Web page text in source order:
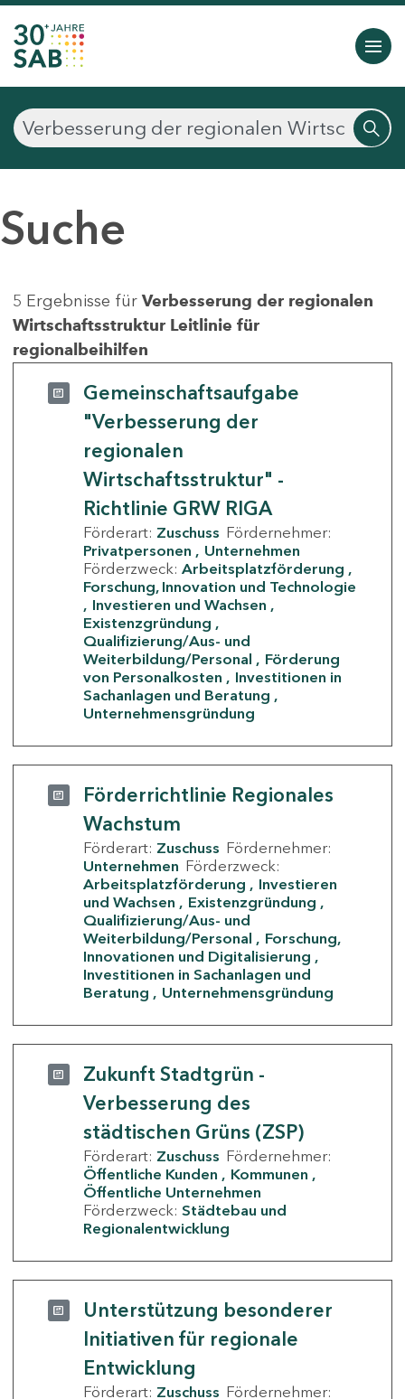
Suche
5 Ergebnisse für Verbesserung der regionalen
Wirtschaftsstruktur Leitlinie für
regionalbeihilfen
Gemeinschaftsaufgabe
"Verbesserung der
regionalen
Wirtschaftsstruktur" -
Richtlinie GRW RIGA
Förderart: Zuschuss Fördernehmer:
Privatpersonen
Unternehmen
Förderzweck: Arbeitsplatzförderung
Forschung, Innovation und Technologie
Investieren und Wachsen
Existenzgründung
Qualifizierung/Aus- und
Weiterbildung/Personal
Förderung
von Personalkosten
Investitionen in
Sachanlagen und Beratung
Unternehmensgründung
Förderrichtlinie Regionales
Wachstum
Förderart: Zuschuss Fördernehmer:
Unternehmen Förderzweck:
Arbeitsplatzförderung
Investieren
und Wachsen
Existenzgründung
Qualifizierung/Aus- und
Weiterbildung/Personal
Forschung,
Innovationen und Digitalisierung
Investitionen in Sachanlagen und
Beratung
Unternehmensgründung
Zukunft Stadtgrün -
Verbesserung des
städtischen Grüns (ZSP)
Förderart: Zuschuss Fördernehmer:
Öffentliche Kunden
Kommunen
Öffentliche Unternehmen
Förderzweck: Städtebau und
Regionalentwicklung
Unterstützung besonderer
Initiativen für regionale
Entwicklung
Förderart: Zuschuss Fördernehmer: